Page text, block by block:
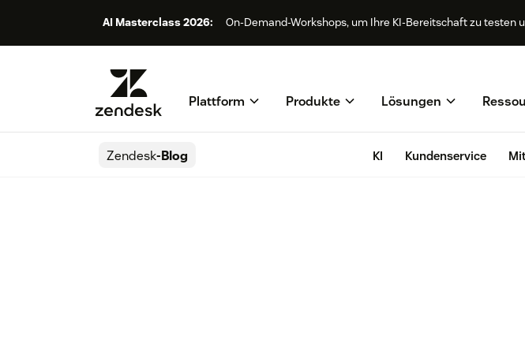
AI Masterclass 2026: On-Demand-Workshops, um Ihre KI-Bereitschaft zu testen
Plattform Produkte Lösungen
Zendesk-Blog KI Kundenservice